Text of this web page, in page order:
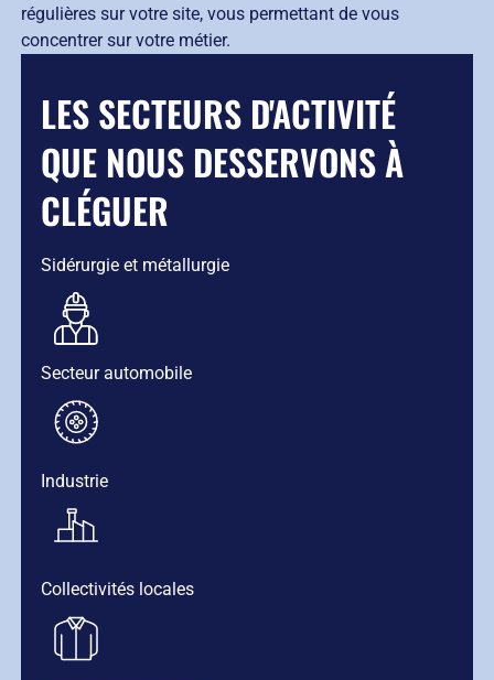
régulières sur votre site, vous permettant de vous
concentrer sur votre métier.
LES SECTEURS D'ACTIVITÉ
QUE NOUS DESSERVONS À
CLÉGUER
Sidérurgie et métallurgie
Secteur automobile
Industrie
Collectivités locales